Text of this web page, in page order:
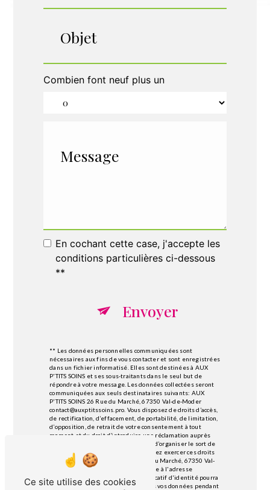
Combien font neuf plus un
En cochant cette case, j'accepte les
conditions particulières ci-dessous
**
Envoyer
** Les données personnelles communiquées sont
nécessaires aux fins de vous contacter et sont enregistrées
dans un fichier informatisé. Elles sont destinées à AUX
P'TITS SOINS et ses sous-traitants dans le seul but de
répondre à votre message. Les données collectées seront
communiquées aux seuls destinataires suivants: AUX
P'TITS SOINS 26 Rue du Marché, 67350 Val-de-Moder
contact@auxptitssoins.pro. Vous disposez de droits d’accès,
de rectification, d’effacement, de portabilité, de limitation,
d’opposition, de retrait de votre consentement à tout
moment et du droit d’introduire une réclamation auprès
d’une autorité de contrôle, ainsi que d’organiser le sort de
vos données post-mortem. Vous pouvez exercer ces droits
par voie postale à l'adresse 26 Rue du Marché, 67350 Val-
de-Moder ou par courrier électronique à l'adresse
contact@auxptitssoins.pro. Un justificatif d'identité pourra
vous être demandé. Nous conservons vos données pendant
Ce site utilise des cookies